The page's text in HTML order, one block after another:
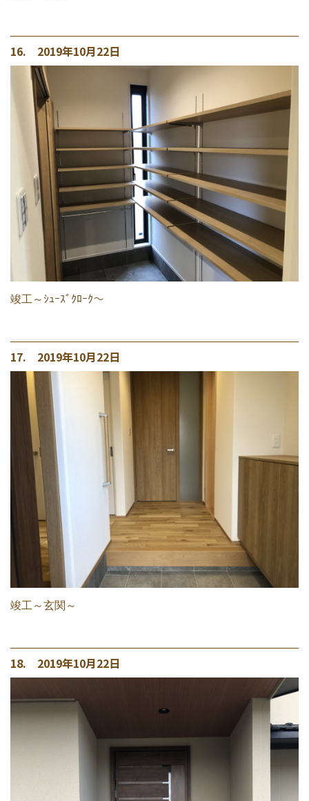
16. 2019年10月22日
竣工～ｼｭｰｽﾞｸﾛｰｸ～
17. 2019年10月22日
竣工～玄関～
18. 2019年10月22日